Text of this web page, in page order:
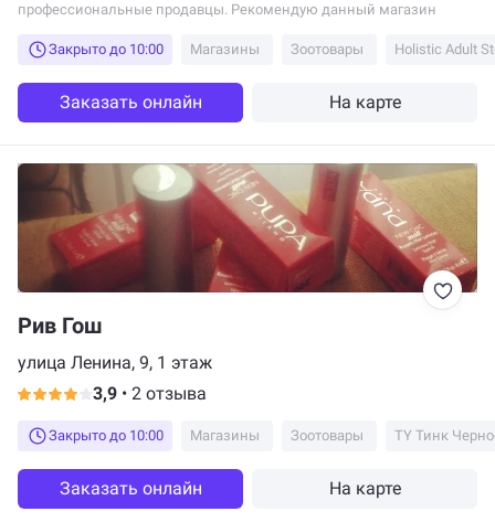
профессиональные продавцы. Рекомендую данный магазин
Закрыто до 10:00 Магазины Зоотовары
Заказать онлайн На карте
Рив Гош
улица Ленина, 9, 1 этаж
3,9 • 2 отзыва
Закрыто до 10:00 Магазины Зоотовары TY Тинк
Заказать онлайн На карте